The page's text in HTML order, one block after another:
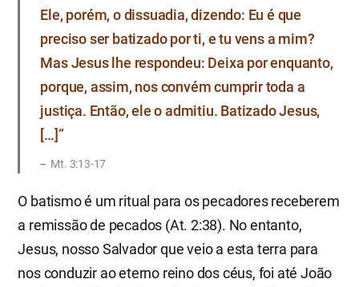
Ele, porém, o dissuadia, dizendo: Eu é que
preciso ser batizado por ti, e tu vens a mim?
Mas Jesus lhe respondeu: Deixa por enquanto,
porque, assim, nos convém cumprir toda a
justiça. Então, ele o admitiu. Batizado Jesus,
[…]”
Mt. 3:13-17
O batismo é um ritual para os pecadores receberem
a remissão de pecados (At. 2:38). No entanto,
Jesus, nosso Salvador que veio a esta terra para
nos conduzir ao eterno reino dos céus, foi até João